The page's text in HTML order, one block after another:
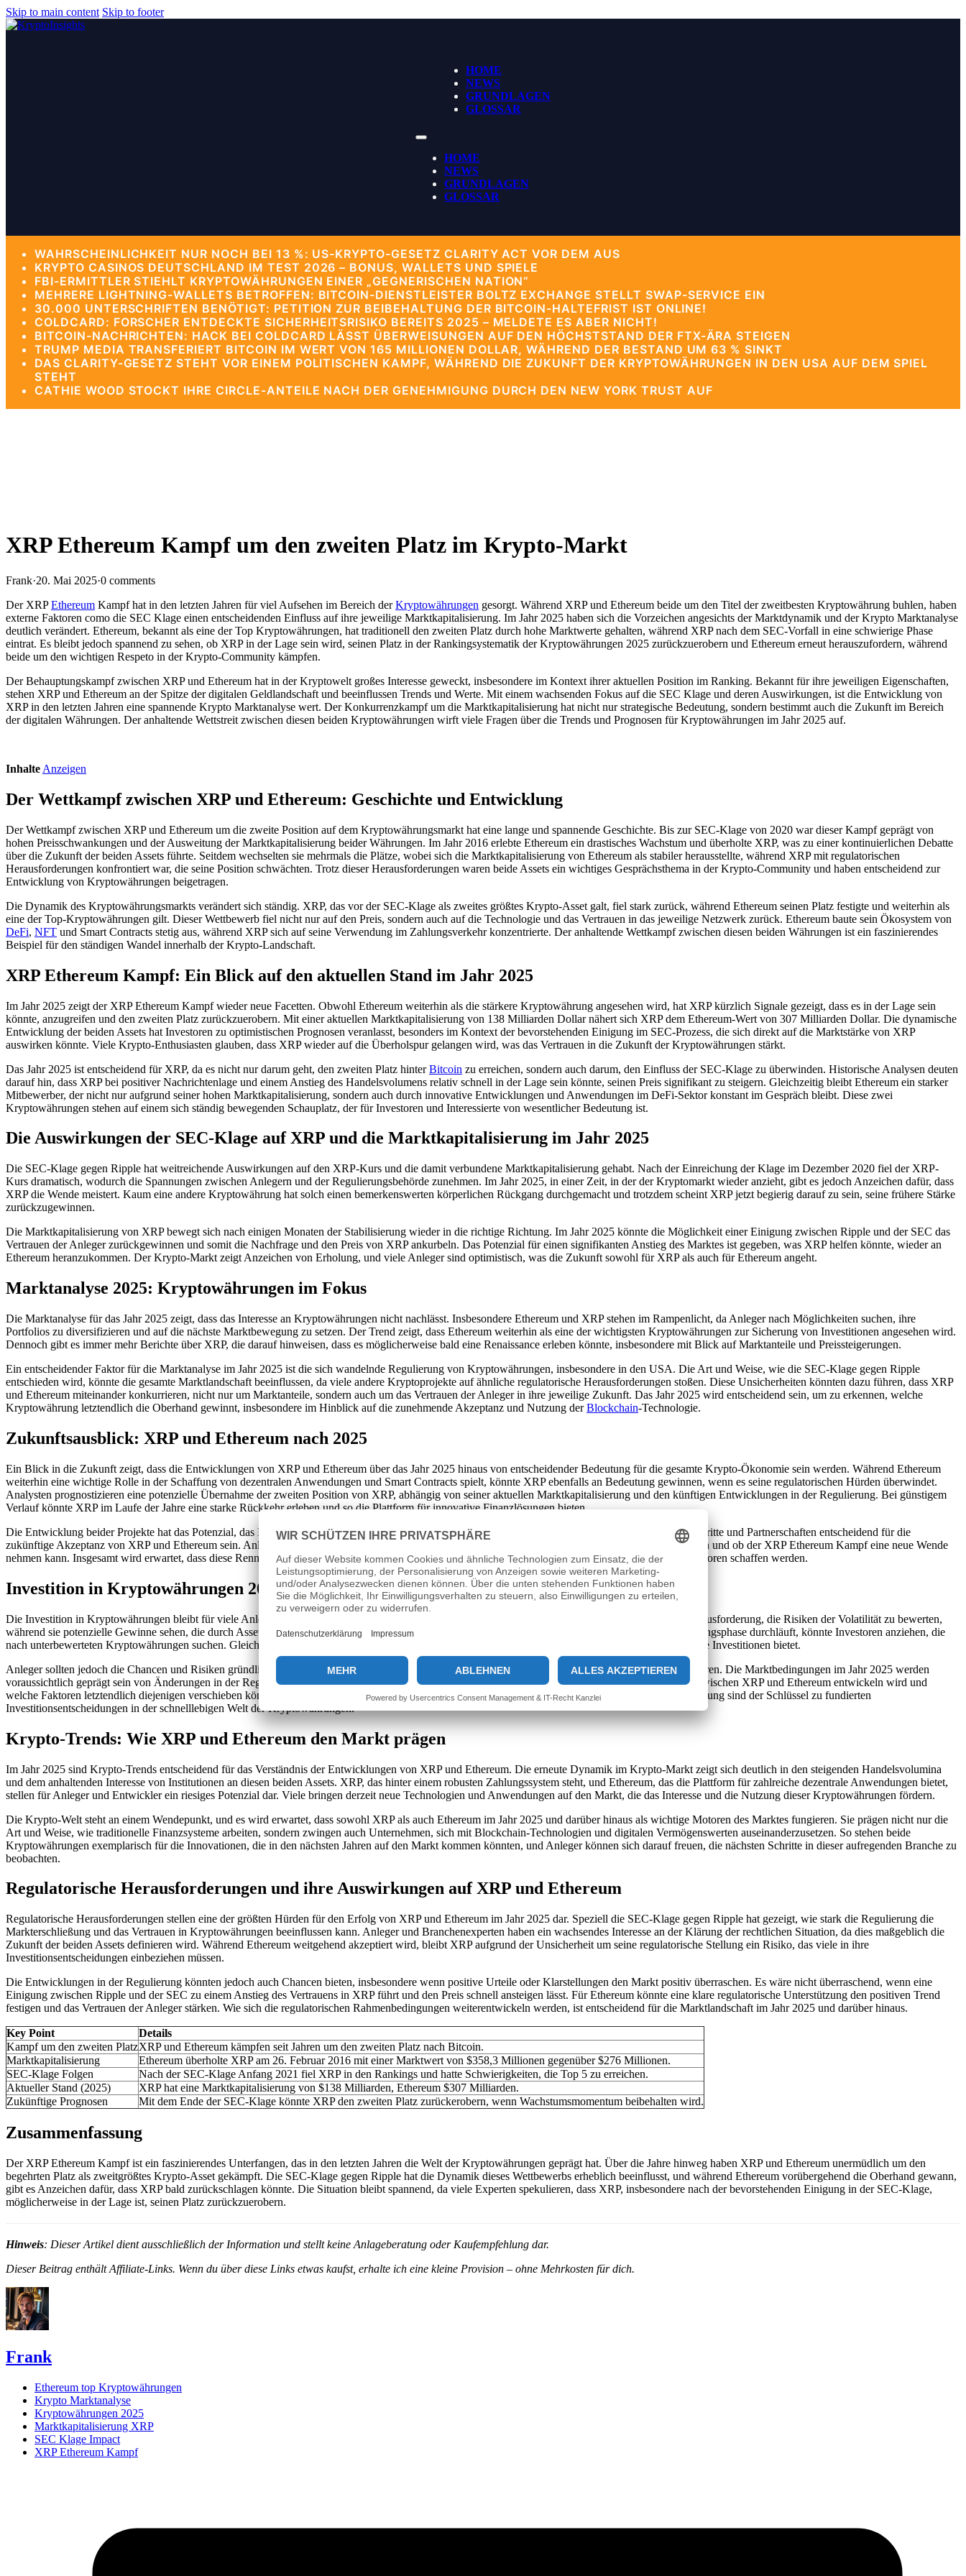
Skip to main content Skip to footer
HOME
NEWS
GRUNDLAGEN
GLOSSAR
HOME
NEWS
GRUNDLAGEN
GLOSSAR
WAHRSCHEINLICHKEIT NUR NOCH BEI 13 %: US-KRYPTO-GESETZ CLARITY ACT VOR DEM AUS
KRYPTO CASINOS DEUTSCHLAND IM TEST 2026 – BONUS, WALLETS UND SPIELE
FBI-ERMITTLER STIEHLT KRYPTOWÄHRUNGEN EINER „GEGNERISCHEN NATION“
MEHRERE LIGHTNING-WALLETS BETROFFEN: BITCOIN-DIENSTLEISTER BOLTZ EXCHANGE STELLT SWAP-SERVICE EIN
30.000 UNTERSCHRIFTEN BENÖTIGT: PETITION ZUR BEIBEHALTUNG DER BITCOIN-HALTEFRIST IST ONLINE!
COLDCARD: FORSCHER ENTDECKTE SICHERHEITSRISIKO BEREITS 2025 – MELDETE ES ABER NICHT!
BITCOIN-NACHRICHTEN: HACK BEI COLDCARD LÄSST ÜBERWEISUNGEN AUF DEN HÖCHSTSTAND DER FTX-ÄRA STEIGEN
TRUMP MEDIA TRANSFERIERT BITCOIN IM WERT VON 165 MILLIONEN DOLLAR, WÄHREND DER BESTAND UM 63 % SINKT
DAS CLARITY-GESETZ STEHT VOR EINEM POLITISCHEN KAMPF, WÄHREND DIE ZUKUNFT DER KRYPTOWÄHRUNGEN IN DEN USA AUF DEM SPIEL
STEHT
CATHIE WOOD STOCKT IHRE CIRCLE-ANTEILE NACH DER GENEHMIGUNG DURCH DEN NEW YORK TRUST AUF
XRP Ethereum Kampf um den zweiten Platz im Krypto-Markt
Frank·20. Mai 2025·0 comments
Der XRPEthereum Kampf hat in den letzten Jahren für viel Aufsehen im Bereich derKryptowährungen gesorgt. Während XRP und Ethereum beide um den Titel der zweitbesten Kryptowährung buhlen, haben
externe Faktoren como die SEC Klage einen entscheidenden Einfluss auf ihre jeweilige Marktkapitalisierung. Im Jahr 2025 haben sich die Vorzeichen angesichts der Marktdynamik und der Krypto Marktanalyse
deutlich verändert. Ethereum, bekannt als eine der Top Kryptowährungen, hat traditionell den zweiten Platz durch hohe Marktwerte gehalten, während XRP nach dem SEC-Vorfall in eine schwierige Phase
eintrat. Es bleibt jedoch spannend zu sehen, ob XRP in der Lage sein wird, seinen Platz in der Rankingsystematik der Kryptowährungen 2025 zurückzuerobern und Ethereum erneut herauszufordern, während
beide um den wichtigen Respeto in der Krypto-Community kämpfen.
Der Behauptungskampf zwischen XRP und Ethereum hat in der Kryptowelt großes Interesse geweckt, insbesondere im Kontext ihrer aktuellen Position im Ranking. Bekannt für ihre jeweiligen Eigenschaften,
stehen XRP und Ethereum an der Spitze der digitalen Geldlandschaft und beeinflussen Trends und Werte. Mit einem wachsenden Fokus auf die SEC Klage und deren Auswirkungen, ist die Entwicklung von
XRP in den letzten Jahren eine spannende Krypto Marktanalyse wert. Der Konkurrenzkampf um die Marktkapitalisierung hat nicht nur strategische Bedeutung, sondern bestimmt auch die Zukunft im Bereich
der digitalen Währungen. Der anhaltende Wettstreit zwischen diesen beiden Kryptowährungen wirft viele Fragen über die Trends und Prognosen für Kryptowährungen im Jahr 2025 auf.
Inhalte Anzeigen
Der Wettkampf zwischen XRP und Ethereum: Geschichte und Entwicklung
Der Wettkampf zwischen XRP und Ethereum um die zweite Position auf dem Kryptowährungsmarkt hat eine lange und spannende Geschichte. Bis zur SEC-Klage von 2020 war dieser Kampf geprägt von
hohen Preisschwankungen und der Ausweitung der Marktkapitalisierung beider Währungen. Im Jahr 2016 erlebte Ethereum ein drastisches Wachstum und überholte XRP, was zu einer kontinuierlichen Debatte
über die Zukunft der beiden Assets führte. Seitdem wechselten sie mehrmals die Plätze, wobei sich die Marktkapitalisierung von Ethereum als stabiler herausstellte, während XRP mit regulatorischen
Herausforderungen konfrontiert war, die seine Position schwächten. Trotz dieser Herausforderungen waren beide Assets ein wichtiges Gesprächsthema in der Krypto-Community und haben entscheidend zur
Entwicklung von Kryptowährungen beigetragen.
Die Dynamik des Kryptowährungsmarkts verändert sich ständig. XRP, das vor der SEC-Klage als zweites größtes Krypto-Asset galt, fiel stark zurück, während Ethereum seinen Platz festigte und weiterhin als
eine der Top-Kryptowährungen gilt. Dieser Wettbewerb fiel nicht nur auf den Preis, sondern auch auf die Technologie und das Vertrauen in das jeweilige Netzwerk zurück. Ethereum baute sein Ökosystem von
DeFi, NFT und Smart Contracts stetig aus, während XRP sich auf seine Verwendung im Zahlungsverkehr konzentrierte. Der anhaltende Wettkampf zwischen diesen beiden Währungen ist ein faszinierendes
Beispiel für den ständigen Wandel innerhalb der Krypto-Landschaft.
XRP Ethereum Kampf: Ein Blick auf den aktuellen Stand im Jahr 2025
Im Jahr 2025 zeigt der XRP Ethereum Kampf wieder neue Facetten. Obwohl Ethereum weiterhin als die stärkere Kryptowährung angesehen wird, hat XRP kürzlich Signale gezeigt, dass es in der Lage sein
könnte, anzugreifen und den zweiten Platz zurückzuerobern. Mit einer aktuellen Marktkapitalisierung von 138 Milliarden Dollar nähert sich XRP dem Ethereum-Wert von 307 Milliarden Dollar. Die dynamische
Entwicklung der beiden Assets hat Investoren zu optimistischen Prognosen veranlasst, besonders im Kontext der bevorstehenden Einigung im SEC-Prozess, die sich direkt auf die Marktstärke von XRP
auswirken könnte. Viele Krypto-Enthusiasten glauben, dass XRP wieder auf die Überholspur gelangen wird, was das Vertrauen in die Zukunft der Kryptowährungen stärkt.
Das Jahr 2025 ist entscheidend für XRP, da es nicht nur darum geht, den zweiten Platz hinterBitcoin zu erreichen, sondern auch darum, den Einfluss der SEC-Klage zu überwinden. Historische Analysen deuten
darauf hin, dass XRP bei positiver Nachrichtenlage und einem Anstieg des Handelsvolumens relativ schnell in der Lage sein könnte, seinen Preis signifikant zu steigern. Gleichzeitig bleibt Ethereum ein starker
Mitbewerber, der nicht nur aufgrund seiner hohen Marktkapitalisierung, sondern auch durch innovative Entwicklungen und Anwendungen im DeFi-Sektor konstant im Gespräch bleibt. Diese zwei
Kryptowährungen stehen auf einem sich ständig bewegenden Schauplatz, der für Investoren und Interessierte von wesentlicher Bedeutung ist.
Die Auswirkungen der SEC-Klage auf XRP und die Marktkapitalisierung im Jahr 2025
Die SEC-Klage gegen Ripple hat weitreichende Auswirkungen auf den XRP-Kurs und die damit verbundene Marktkapitalisierung gehabt. Nach der Einreichung der Klage im Dezember 2020 fiel der XRP-
Kurs dramatisch, wodurch die Spannungen zwischen Anlegern und der Regulierungsbehörde zunehmen. Im Jahr 2025, in einer Zeit, in der der Kryptomarkt wieder anzieht, gibt es jedoch Anzeichen dafür, dass
XRP die Wende meistert. Kaum eine andere Kryptowährung hat solch einen bemerkenswerten körperlichen Rückgang durchgemacht und trotzdem scheint XRP jetzt begierig darauf zu sein, seine frühere Stärke
zurückzugewinnen.
Die Marktkapitalisierung von XRP bewegt sich nach einigen Monaten der Stabilisierung wieder in die richtige Richtung. Im Jahr 2025 könnte die Möglichkeit einer Einigung zwischen Ripple und der SEC das
Vertrauen der Anleger zurückgewinnen und somit die Nachfrage und den Preis von XRP ankurbeln. Das Potenzial für einen signifikanten Anstieg des Marktes ist gegeben, was XRP helfen könnte, wieder an
Ethereum heranzukommen. Der Krypto-Markt zeigt Anzeichen von Erholung, und viele Anleger sind optimistisch, was die Zukunft sowohl für XRP als auch für Ethereum angeht.
Marktanalyse 2025: Kryptowährungen im Fokus
Die Marktanalyse für das Jahr 2025 zeigt, dass das Interesse an Kryptowährungen nicht nachlässt. Insbesondere Ethereum und XRP stehen im Rampenlicht, da Anleger nach Möglichkeiten suchen, ihre
Portfolios zu diversifizieren und auf die nächste Marktbewegung zu setzen. Der Trend zeigt, dass Ethereum weiterhin als eine der wichtigsten Kryptowährungen zur Sicherung von Investitionen angesehen wird.
Dennoch gibt es immer mehr Berichte über XRP, die darauf hinweisen, dass es möglicherweise bald eine Renaissance erleben könnte, insbesondere mit Blick auf Marktanteile und Preissteigerungen.
Ein entscheidender Faktor für die Marktanalyse im Jahr 2025 ist die sich wandelnde Regulierung von Kryptowährungen, insbesondere in den USA. Die Art und Weise, wie die SEC-Klage gegen Ripple
entschieden wird, könnte die gesamte Marktlandschaft beeinflussen, da viele andere Kryptoprojekte auf ähnliche regulatorische Herausforderungen stoßen. Diese Unsicherheiten könnten dazu führen, dass XRP
und Ethereum miteinander konkurrieren, nicht nur um Marktanteile, sondern auch um das Vertrauen der Anleger in ihre jeweilige Zukunft. Das Jahr 2025 wird entscheidend sein, um zu erkennen, welche
Kryptowährung letztendlich die Oberhand gewinnt, insbesondere im Hinblick auf die zunehmende Akzeptanz und Nutzung derBlockchain-Technologie.
Zukunftsausblick: XRP und Ethereum nach 2025
Ein Blick in die Zukunft zeigt, dass die Entwicklungen von XRP und Ethereum über das Jahr 2025 hinaus von entscheidender Bedeutung für die gesamte Krypto-Ökonomie sein werden. Während Ethereum
weiterhin eine wichtige Rolle in der Schaffung von dezentralen Anwendungen und Smart Contracts spielt, könnte XRP ebenfalls an Bedeutung gewinnen, wenn es seine regulatorischen Hürden überwindet.
Analysten prognostizieren eine potenzielle Übernahme der zweiten Position von XRP, abhängig von seiner aktuellen Marktkapitalisierung und den künftigen Entwicklungen in der Regulierung. Bei günstigem
Verlauf könnte XRP im Laufe der Jahre eine starke Rückkehr erleben und so die Plattform für innovative Finanzlösungen bieten.
Die Entwicklung beider Projekte hat das Potenzial, das Investorenvertrauen und die Marktlandschaft umzukrempeln. Vor allem werden Technologiefortschritte und Partnerschaften entscheidend für die
zukünftige Akzeptanz von XRP und Ethereum sein. Anleger sind gespannt darauf, wie sich diese Dynamiken in den kommenden Jahren auswirken werden und ob der XRP Ethereum Kampf eine neue Wende
nehmen kann. Insgesamt wird erwartet, dass diese Rennen um die Kryptowährungsmarktführerschaft fortbestehen und spannende Möglichkeiten für Investoren schaffen werden.
Investition in Kryptowährungen 2025: Chancen und Risiken
Die Investition in Kryptowährungen bleibt für viele Anleger ein faszinierendes, jedoch riskantes Unterfangen. Im Jahr 2025 stehen Investoren vor der Herausforderung, die Risiken der Volatilität zu bewerten,
während sie potenzielle Gewinne sehen, die durch Assets wie XRP und Ethereum möglich sind. Die Tatsache, dass XRP nach der SEC-Klage eine Erholungsphase durchläuft, könnte Investoren anziehen, die
nach unterbewerteten Kryptowährungen suchen. Gleichzeitig wird Ethereum weiterhin als stabiler Hafen angesehen, was größere Sicherheit für langfristige Investitionen bietet.
Anleger sollten jedoch die Chancen und Risiken gründlich abwägen und sich kontinuierlich über Markttrends und technologische Entwicklungen informieren. Die Marktbedingungen im Jahr 2025 werden
voraussichtlich geprägt sein von Änderungen in der Regulierung und schwindendem Vertrauen in den Markt. Es bleibt spannend, wie sich die Dynamik zwischen XRP und Ethereum entwickeln wird und
welche Faktoren letztendlich diejenigen verschieben könnten, die entscheiden, ob sie in eine der beiden Kryptowährungen investieren. Bildung und Forschung sind der Schlüssel zu fundierten
Investitionsentscheidungen in der schnelllebigen Welt der Kryptowährungen.
Krypto-Trends: Wie XRP und Ethereum den Markt prägen
Im Jahr 2025 sind Krypto-Trends entscheidend für das Verständnis der Entwicklungen von XRP und Ethereum. Die erneute Dynamik im Krypto-Markt zeigt sich deutlich in den steigenden Handelsvolumina
und dem anhaltenden Interesse von Institutionen an diesen beiden Assets. XRP, das hinter einem robusten Zahlungssystem steht, und Ethereum, das die Plattform für zahlreiche dezentrale Anwendungen bietet,
stellen für Anleger und Entwickler ein riesiges Potenzial dar. Viele bringen derzeit neue Technologien und Anwendungen auf den Markt, die das Interesse und die Nutzung dieser Kryptowährungen fördern.
Die Krypto-Welt steht an einem Wendepunkt, und es wird erwartet, dass sowohl XRP als auch Ethereum im Jahr 2025 und darüber hinaus als wichtige Motoren des Marktes fungieren. Sie prägen nicht nur die
Art und Weise, wie traditionelle Finanzsysteme arbeiten, sondern zwingen auch Unternehmen, sich mit Blockchain-Technologien und digitalen Vermögenswerten auseinanderzusetzen. So stehen beide
Kryptowährungen exemplarisch für die Innovationen, die in den nächsten Jahren auf den Markt kommen könnten, und Anleger können sich darauf freuen, die nächsten Schritte in dieser aufregenden Branche zu
beobachten.
Regulatorische Herausforderungen und ihre Auswirkungen auf XRP und Ethereum
Regulatorische Herausforderungen stellen eine der größten Hürden für den Erfolg von XRP und Ethereum im Jahr 2025 dar. Speziell die SEC-Klage gegen Ripple hat gezeigt, wie stark die Regulierung die
Markterschließung und das Vertrauen in Kryptowährungen beeinflussen kann. Anleger und Branchenexperten haben ein wachsendes Interesse an der Klärung der rechtlichen Situation, da dies maßgeblich die
Zukunft der beiden Assets definieren wird. Während Ethereum weitgehend akzeptiert wird, bleibt XRP aufgrund der Unsicherheit um seine regulatorische Stellung ein Risiko, das viele in ihre
Investitionsentscheidungen einbeziehen müssen.
Die Entwicklungen in der Regulierung könnten jedoch auch Chancen bieten, insbesondere wenn positive Urteile oder Klarstellungen den Markt positiv überraschen. Es wäre nicht überraschend, wenn eine
Einigung zwischen Ripple und der SEC zu einem Anstieg des Vertrauens in XRP führt und den Preis schnell ansteigen lässt. Für Ethereum könnte eine klare regulatorische Unterstützung den positiven Trend
festigen und das Vertrauen der Anleger stärken. Wie sich die regulatorischen Rahmenbedingungen weiterentwickeln werden, ist entscheidend für die Marktlandschaft im Jahr 2025 und darüber hinaus.
Key Point
Details
Kampf um den zweiten PlatzXRP und Ethereum kämpfen seit Jahren um den zweiten Platz nach Bitcoin.
Marktkapitalisierung
Ethereum überholte XRP am 26. Februar 2016 mit einer Marktwert von $358,3 Millionen gegenüber $276 Millionen.
SEC-Klage Folgen
Nach der SEC-Klage Anfang 2021 fiel XRP in den Rankings und hatte Schwierigkeiten, die Top 5 zu erreichen.
Aktueller Stand (2025)
XRP hat eine Marktkapitalisierung von $138 Milliarden, Ethereum $307 Milliarden.
Zukünftige Prognosen
Mit dem Ende der SEC-Klage könnte XRP den zweiten Platz zurückerobern, wenn Wachstumsmomentum beibehalten wird.
Zusammenfassung
Der XRP Ethereum Kampf ist ein faszinierendes Unterfangen, das in den letzten Jahren die Welt der Kryptowährungen geprägt hat. Über die Jahre hinweg haben XRP und Ethereum unermüdlich um den
begehrten Platz als zweitgrößtes Krypto-Asset gekämpft. Die SEC-Klage gegen Ripple hat die Dynamik dieses Wettbewerbs erheblich beeinflusst, und während Ethereum vorübergehend die Oberhand gewann,
gibt es Anzeichen dafür, dass XRP bald zurückschlagen könnte. Die Situation bleibt spannend, da viele Experten spekulieren, dass XRP, insbesondere nach der bevorstehenden Einigung in der SEC-Klage,
möglicherweise in der Lage ist, seinen Platz zurückzuerobern.
Hinweis: Dieser Artikel dient ausschließlich der Information und stellt keine Anlageberatung oder Kaufempfehlung dar.
Dieser Beitrag enthält Affiliate-Links. Wenn du über diese Links etwas kaufst, erhalte ich eine kleine Provision – ohne Mehrkosten für dich.
Frank
Ethereum top Kryptowährungen
Krypto Marktanalyse
Kryptowährungen 2025
Marktkapitalisierung XRP
SEC Klage Impact
XRP Ethereum Kampf